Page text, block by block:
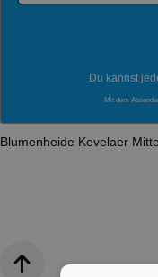
Du kannst
Mit dem
Blumenheide Kevelaer Mitte